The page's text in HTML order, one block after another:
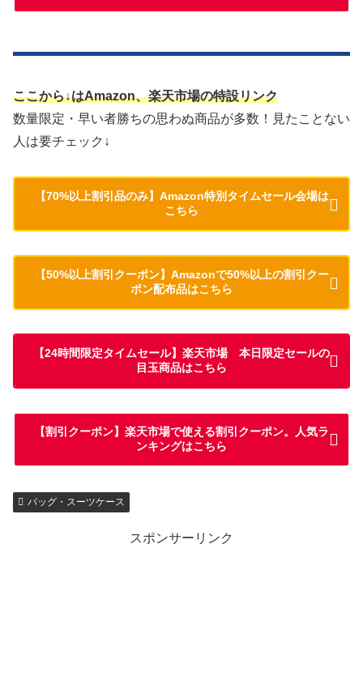
ここから↓はAmazon、楽天市場の特設リンク
数量限定・早い者勝ちの思わぬ商品が多数！見たことない
人は要チェック↓
【70%以上割引品のみ】Amazon特別タイムセール会場は
こちら
【50%以上割引クーポン】Amazonで50%以上の割引クー
ポン配布品はこちら
【24時間限定タイムセール】楽天市場 本日限定セールの
目玉商品はこちら
【割引クーポン】楽天市場で使える割引クーポン。人気ラ
ンキングはこちら
バッグ・スーツケース
スポンサーリンク